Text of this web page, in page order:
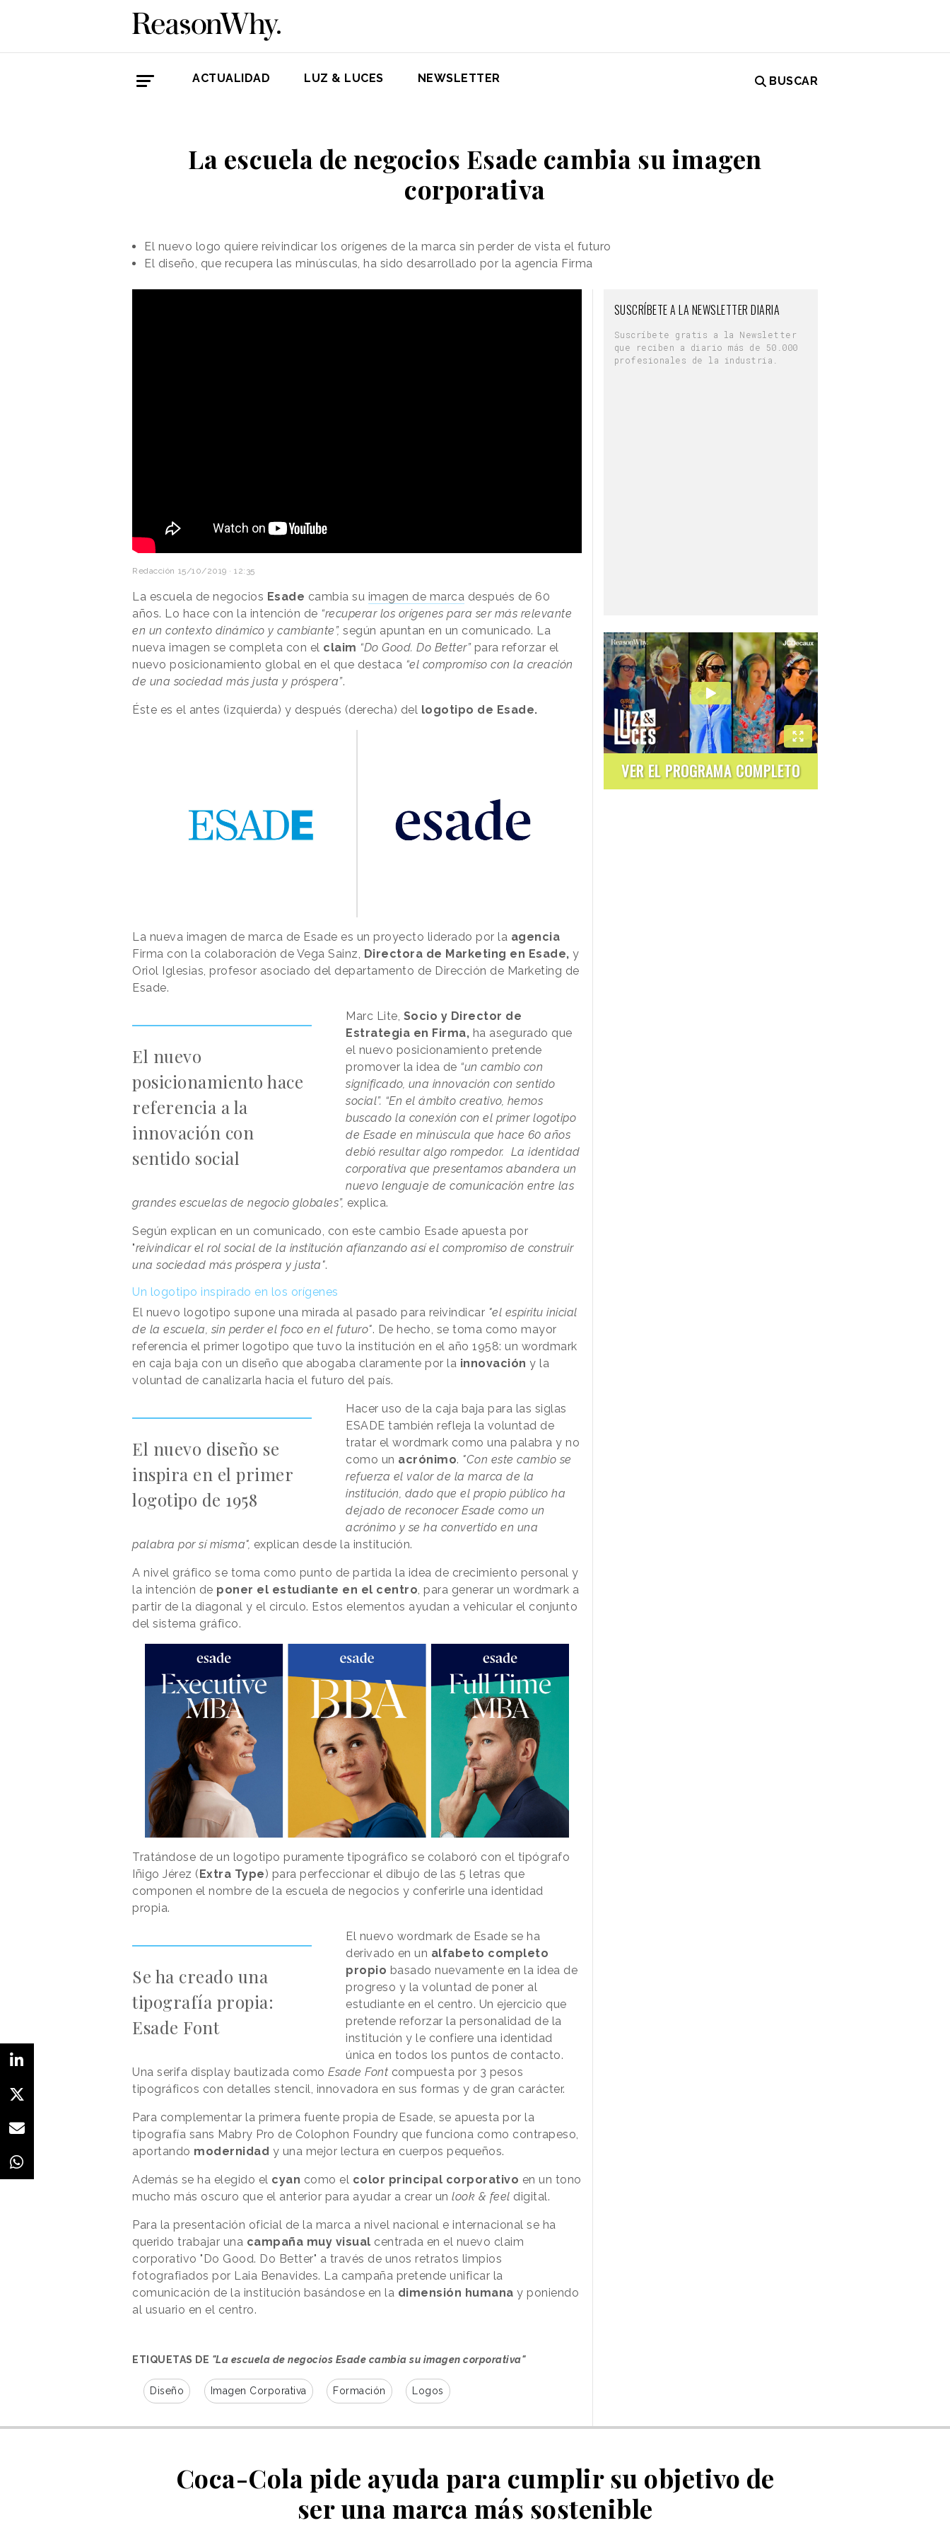
ACTUALIDAD LUZ & LUCES NEWSLETTER BUSCAR
La escuela de negocios Esade cambia su imagen
corporativa
El nuevo logo quiere reivindicar los orígenes de la marca sin perder de vista el futuro
El diseño, que recupera las minúsculas, ha sido desarrollado por la agencia Firma
Redacción 15/10/2019 · 12:35
La escuela de negocios Esade cambia su imagen de marca después de 60
años. Lo hace con la intención de “recuperar los orígenes para ser más relevante
en un contexto dinámico y cambiante”, según apuntan en un comunicado. La
nueva imagen se completa con el claim “Do Good. Do Better”para reforzar el
nuevo posicionamiento global en el que destaca “el compromiso con la creación
de una sociedad más justa y próspera”.
Éste es el antes (izquierda) y después (derecha) del logotipo de Esade.
La nueva imagen de marca de Esade es un proyecto liderado por la agencia
Firma con la colaboración de Vega Sainz, Directora de Marketing en Esade, y
Oriol Iglesias, profesor asociado del departamento de Dirección de Marketing de
Esade.
El nuevo
posicionamiento hace
referencia a la
innovación con
sentido social
Marc Lite, Socio y Director de
Estrategia en Firma, ha asegurado que
el nuevo posicionamiento pretende
promover la idea de “un cambio con
significado, una innovación con sentido
social”. “En el ámbito creativo, hemos
buscado la conexión con el primer logotipo
de Esade en minúscula que hace 60 años
debió resultar algo rompedor. La identidad
corporativa que presentamos abandera un
nuevo lenguaje de comunicación entre las
grandes escuelas de negocio globales”, explica.
Según explican en un comunicado, con este cambio Esade apuesta por
"reivindicar el rol social de la institución afianzando así el compromiso de construir
una sociedad más próspera y justa".
Un logotipo inspirado en los orígenes
El nuevo logotipo supone una mirada al pasado para reivindicar "el espíritu inicial
de la escuela, sin perder el foco en el futuro". De hecho, se toma como mayor
referencia el primer logotipo que tuvo la institución en el año 1958: un wordmark
en caja baja con un diseño que abogaba claramente por la innovación y la
voluntad de canalizarla hacia el futuro del país.
El nuevo diseño se
inspira en el primer
logotipo de 1958
Hacer uso de la caja baja para las siglas
ESADE también refleja la voluntad de
tratar el wordmark como una palabra y no
como un acrónimo. "Con este cambio se
refuerza el valor de la marca de la
institución, dado que el propio público ha
dejado de reconocer Esade como un
acrónimo y se ha convertido en una
palabra por sí misma", explican desde la institución.
A nivel gráfico se toma como punto de partida la idea de crecimiento personal y
la intención de poner el estudiante en el centro, para generar un wordmark a
partir de la diagonal y el circulo. Estos elementos ayudan a vehicular el conjunto
del sistema gráfico.
Tratándose de un logotipo puramente tipográfico se colaboró con el tipógrafo
Iñigo Jérez ( Extra Type) para perfeccionar el dibujo de las 5 letras que
componen el nombre de la escuela de negocios y conferirle una identidad
propia.
Se ha creado una
tipografía propia:
Esade Font
El nuevo wordmark de Esade se ha
derivado en un alfabeto completo
propio basado nuevamente en la idea de
progreso y la voluntad de poner al
estudiante en el centro. Un ejercicio que
pretende reforzar la personalidad de la
institución y le confiere una identidad
única en todos los puntos de contacto.
Una serifa display bautizada como Esade Font compuesta por 3 pesos
tipográficos con detalles stencil, innovadora en sus formas y de gran carácter.
Para complementar la primera fuente propia de Esade, se apuesta por la
tipografía sans Mabry Pro de Colophon Foundry que funciona como contrapeso,
aportando modernidad y una mejor lectura en cuerpos pequeños.
Además se ha elegido el cyan como el color principal corporativo en un tono
mucho más oscuro que el anterior para ayudar a crear un look & feel digital.
Para la presentación oficial de la marca a nivel nacional e internacional se ha
querido trabajar una campaña muy visual centrada en el nuevo claim
corporativo "Do Good. Do Better" a través de unos retratos limpios
fotografiados por Laia Benavides. La campaña pretende unificar la
comunicación de la institución basándose en la dimensión humana y poniendo
al usuario en el centro.
ETIQUETAS DE "La escuela de negocios Esade cambia su imagen corporativa"
Diseño Imagen Corporativa Formación Logos
SUSCRÍBETE A LA NEWSLETTER DIARIA
Suscríbete gratis a la Newsletter
que reciben a diario más de 50.000
profesionales de la industria.
VER EL PROGRAMA COMPLETO
Coca-Cola pide ayuda para cumplir su objetivo de
ser una marca más sostenible